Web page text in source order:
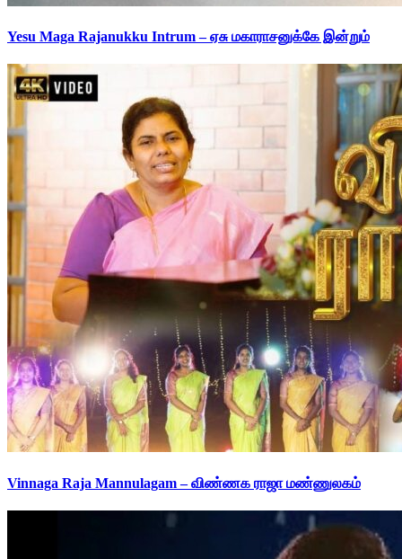
Yesu Maga Rajanukku Intrum – ஏசு மகாராசனுக்கே இன்றும்
Vinnaga Raja Mannulagam – விண்ணக ராஜா மண்ணுலகம்